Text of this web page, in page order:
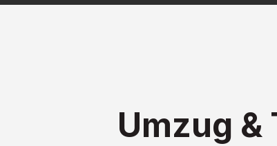
Umzug